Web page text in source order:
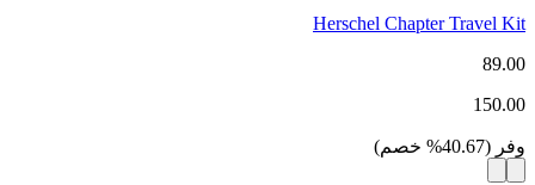
Herschel Chapter Travel Kit
89.00
150.00
وفر (
40.67
% خصم)